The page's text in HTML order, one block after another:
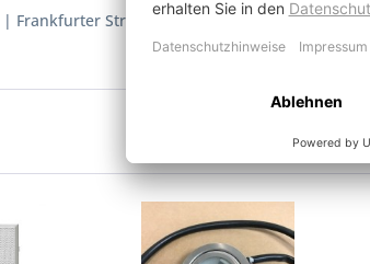
Frankfurter Str.151b 63303 Dreieich DE